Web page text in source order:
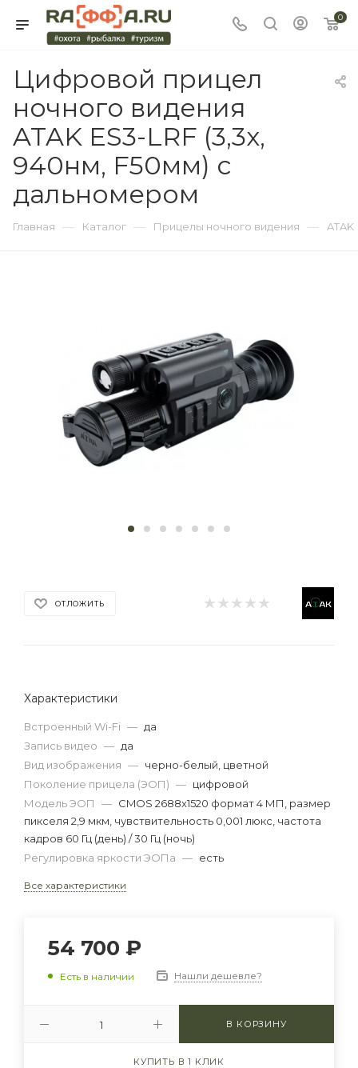
0
Цифровой прицел
ночного видения
ATAK ES3-LRF (3,3x,
940нм, F50мм) с
дальномером
Главная — Каталог — Прицелы ночного видения — ATAK
ОТЛОЖИТЬ
Характеристики
Встроенный Wi-Fi — да
Запись видео — да
Вид изображения — черно-белый, цветной
Поколение прицела (ЭОП) — цифровой
Модель ЭОП
— CMOS 2688x1520 формат 4 МП, размер
пикселя 2,9 мкм, чувствительность 0,001 люкс, частота
кадров 60 Гц (день) / 30 Гц (ночь)
Регулировка яркости ЭОПа — есть
Все характеристики
54 700 ₽
Есть в наличии Нашли дешевле?
В КОРЗИНУ
КУПИТЬ В 1 КЛИК